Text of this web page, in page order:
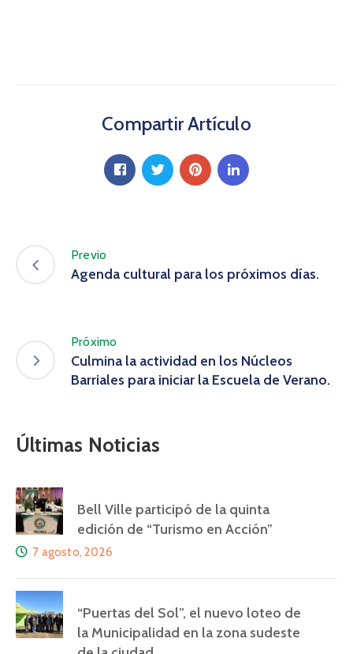
Compartir Artículo
Previo
Agenda cultural para los próximos días.
Próximo
Culmina la actividad en los Núcleos
Barriales para iniciar la Escuela de Verano.
Últimas Noticias
Bell Ville participó de la quinta
edición de “Turismo en Acción”
7 agosto, 2026
“Puertas del Sol”, el nuevo loteo de
la Municipalidad en la zona sudeste